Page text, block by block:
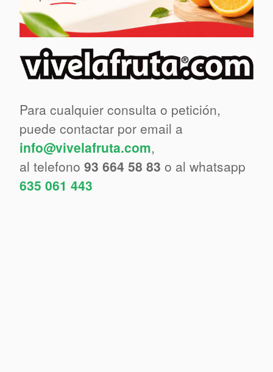
Para cualquier consulta o petición,
puede contactar por email a
info@vivelafruta.com,
al telefono 93 664 58 83 o al whatsapp
635 061 443